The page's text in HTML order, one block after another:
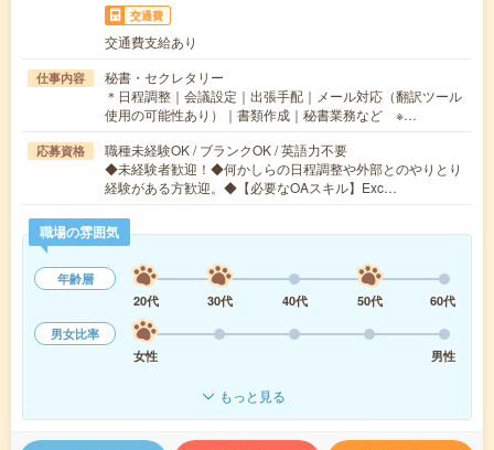
交通費
交通費支給あり
仕事内容
秘書・セクレタリー
＊日程調整｜会議設定｜出張手配｜メール対応（翻訳ツール
使用の可能性あり）｜書類作成｜秘書業務など ※…
応募資格
職種未経験OK / ブランクOK / 英語力不要
◆未経験者歓迎！◆何かしらの日程調整や外部とのやりとり
経験がある方歓迎。◆【必要なOAスキル】Exc…
職場の雰囲気
年齢層
20代
30代 40代 50代
60代
男女比率
女性
男性
もっと見る